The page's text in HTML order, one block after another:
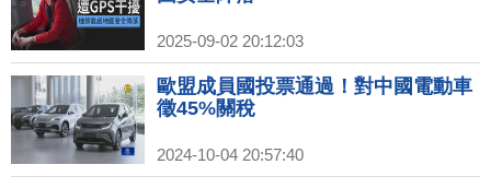
2025-09-02 20:12:03
歐盟成員國投票通過！對中國電動車
徵45%關稅
2024-10-04 20:57:40